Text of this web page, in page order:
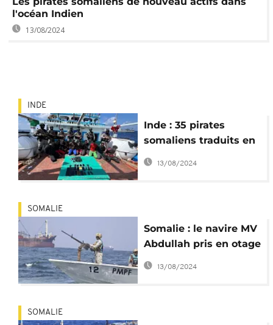
l'océan Indien
13/08/2024
INDE
Inde : 35 pirates
somaliens traduits en
justice
13/08/2024
SOMALIE
Somalie : le navire MV
Abdullah pris en otage
par des pirates
13/08/2024
SOMALIE